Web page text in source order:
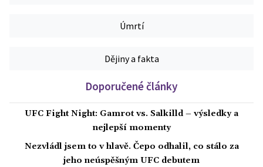
Úmrtí
Dějiny a fakta
Doporučené články
UFC Fight Night: Gamrot vs. Salkilld – výsledky a
nejlepší momenty
Nezvládl jsem to v hlavě. Čepo odhalil, co stálo za
jeho neúspěšným UFC debutem